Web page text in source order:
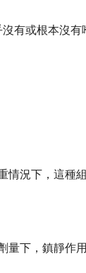
有或根本沒
情況下，這種
量下，鎮靜作